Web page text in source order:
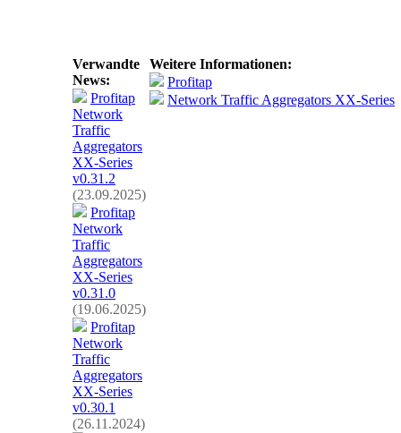
Verwandte
News:
Profitap
Network
Traffic
Aggregators
XX-Series
v0.31.2
(23.09.2025)
Profitap
Network
Traffic
Aggregators
XX-Series
v0.31.0
(19.06.2025)
Profitap
Network
Traffic
Aggregators
XX-Series
v0.30.1
(26.11.2024)
Weitere Informationen:
Profitap
Network Traffic Aggregators XX-Series